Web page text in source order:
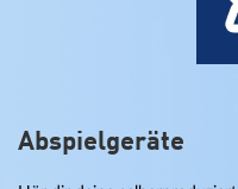
Abspielgeräte